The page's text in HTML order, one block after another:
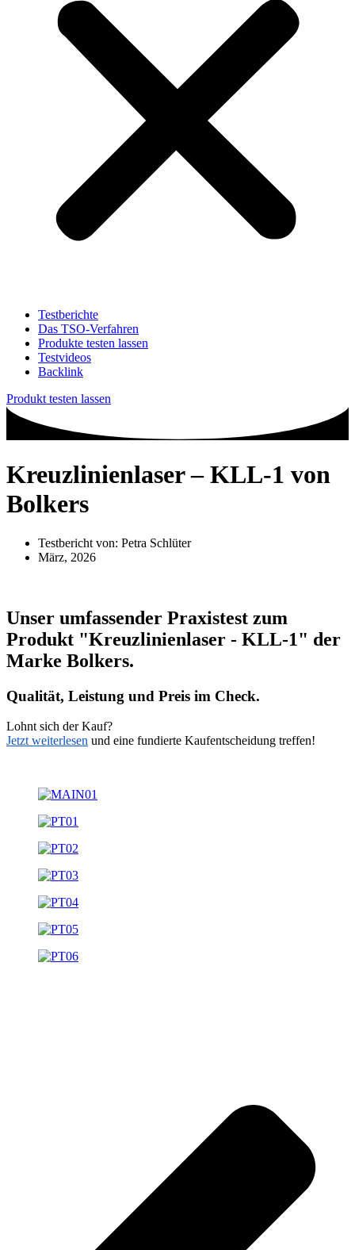
Testberichte
Das TSO-Verfahren
Produkte testen lassen
Testvideos
Backlink
Produkt testen lassen
Kreuzlinienlaser – KLL-1 von
Bolkers
Testbericht von: Petra Schlüter
März, 2026
Unser umfassender Praxistest zum
Produkt "Kreuzlinienlaser - KLL-1" der
Marke Bolkers.
Qualität, Leistung und Preis im Check.
Lohnt sich der Kauf?
Jetzt weiterlesen und eine fundierte Kaufentscheidung treffen!